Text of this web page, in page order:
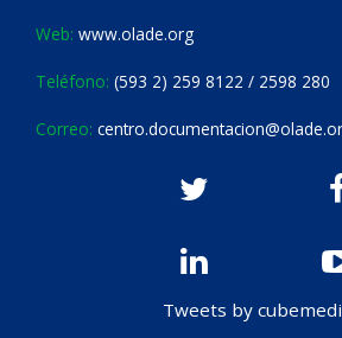
Web: www.olade.org
Teléfono: (593 2) 259 8122 / 2598 280
Correo:
Tweets by